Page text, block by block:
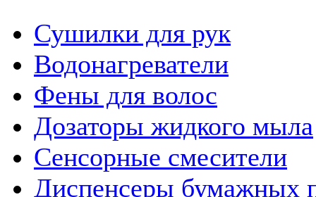
Сушилки для рук
Водонагреватели
Фены для волос
Дозаторы жидкого мыла
Сенсорные смесители
Диспенсеры бумажных